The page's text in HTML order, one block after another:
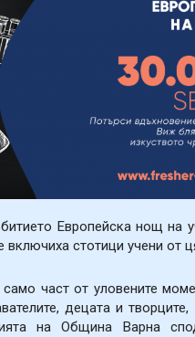
Европейска нощ на
включиха стотици учени от
част от уловените
децата и
на Община Варна